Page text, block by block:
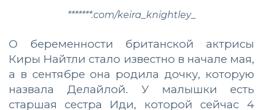
*******.com/keira_knightley_
О беременности британской актрисы
Киры Найтли стало известно в начале мая,
а в сентябре она родила дочку, которую
назвала Делайлой. У малышки есть
старшая сестра Иди, которой сейчас 4